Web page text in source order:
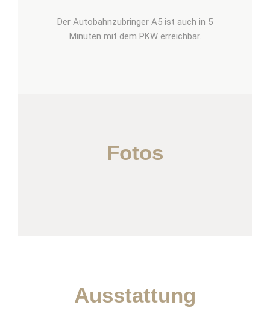
Der Autobahnzubringer A5 ist auch in 5
Minuten mit dem PKW erreichbar.
Fotos
Ausstattung